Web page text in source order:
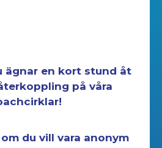
ägnar en kort stund åt
på våra
du vill vara anonym